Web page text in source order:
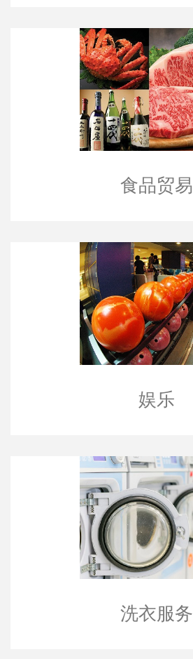
食品贸易
食品贸易
娱乐
娱乐
洗衣服务
洗衣服务